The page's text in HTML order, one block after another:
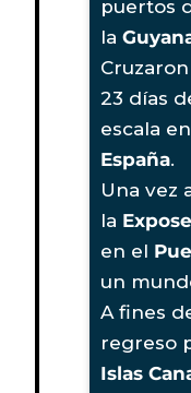
puertos
la
23 días
escala
España.
Una vez
la
en el
un
A fines
regreso
Islas